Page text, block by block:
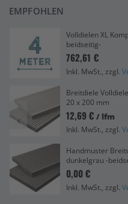
EMPFOHLEN
Volldielen XL
beidseitig-
762,61 €
Inkl. MwSt., zzgl.
Breitdiele
20 x 200 mm
12,69 € / lfm
Inkl. MwSt., zzgl.
Handmuster
dunkelgrau -
0,00 €
Inkl. MwSt., zzgl.